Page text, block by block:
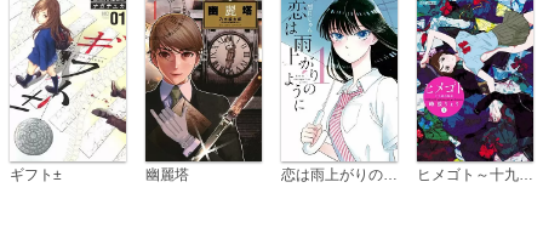
ギフト± 幽麗塔